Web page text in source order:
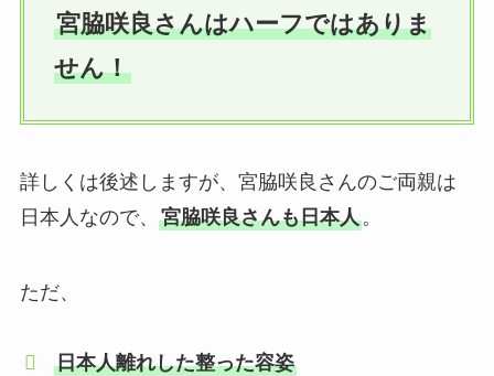
宮脇咲良さんはハーフではありま
せん！
詳しくは後述しますが、宮脇咲良さんのご両親は
日本人なので、 宮脇咲良さんも日本人。
ただ、
日本人離れした整った容姿